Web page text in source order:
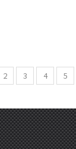
2 3 4 5